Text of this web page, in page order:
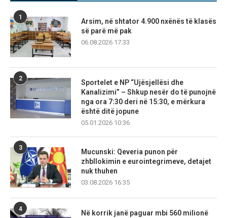
1
Arsim, në shtator 4.900 nxënës të klasës
së parë më pak
06.08.2026 17:33
2
Sportelet e NP “Ujësjellësi dhe
Kanalizimi” – Shkup nesër do të punojnë
nga ora 7:30 deri në 15:30, e mërkura
është ditë jopune
05.01.2026 10:36
3
Mucunski: Qeveria punon për
zhbllokimin e eurointegrimeve, detajet
nuk thuhen
03.08.2026 16:35
4
Në korrik janë paguar mbi 560 milionë